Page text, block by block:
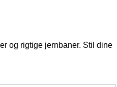
og rigtige jernbaner. Stil dine